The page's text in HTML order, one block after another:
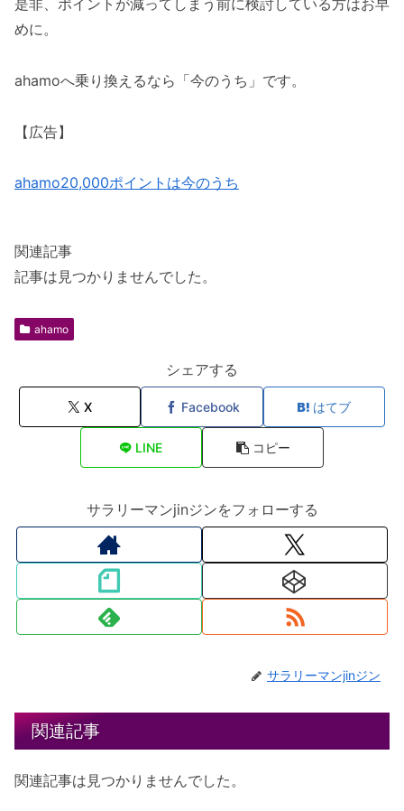
是非、ポイントが減ってしまう前に検討している方はお早
めに。
ahamoへ乗り換えるなら「今のうち」です。
【広告】
ahamo20,000ポイントは今のうち
関連記事
記事は見つかりませんでした。
ahamo
シェアする
X Facebook はてブ
LINE コピー
サラリーマンjinジンをフォローする
サラリーマンjinジン
関連記事
関連記事は見つかりませんでした。